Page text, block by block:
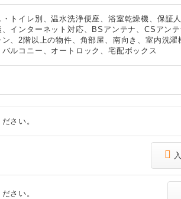
トイレ別、温水洗浄便座、浴室乾燥機、保証
インターネット対応、BSアンテナ、CSアンテ
、2階以上の物件、角部屋、南向き、室内洗濯
ルコニー、オートロック、宅配ボックス
さい。
さい。